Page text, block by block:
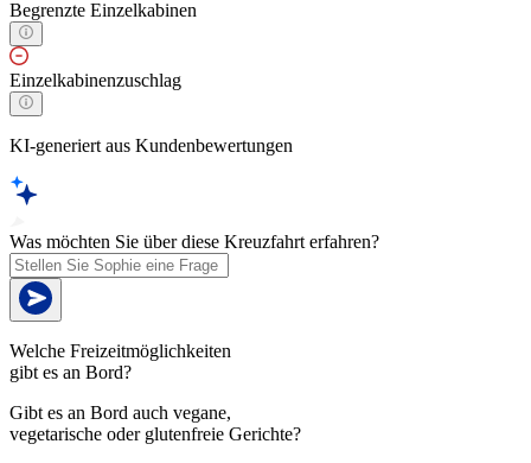
Begrenzte Einzelkabinen
Einzelkabinenzuschlag
KI-generiert aus Kundenbewertungen
Was möchten Sie über diese Kreuzfahrt erfahren?
Welche Freizeitmöglichkeiten
gibt es an Bord?
Gibt es an Bord auch vegane,
vegetarische oder glutenfreie Gerichte?